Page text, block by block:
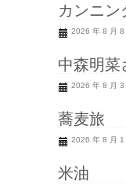
カンニン
2026 年 8 月 8
中森明菜
2026 年 8 月 3
蕎麦旅
2026 年 8 月 1
米油